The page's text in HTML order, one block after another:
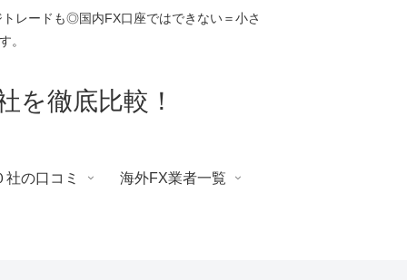
レードも◎国内FX口座ではできない＝小さ
。
を徹底比較！
の口コミ 海外FX業者一覧